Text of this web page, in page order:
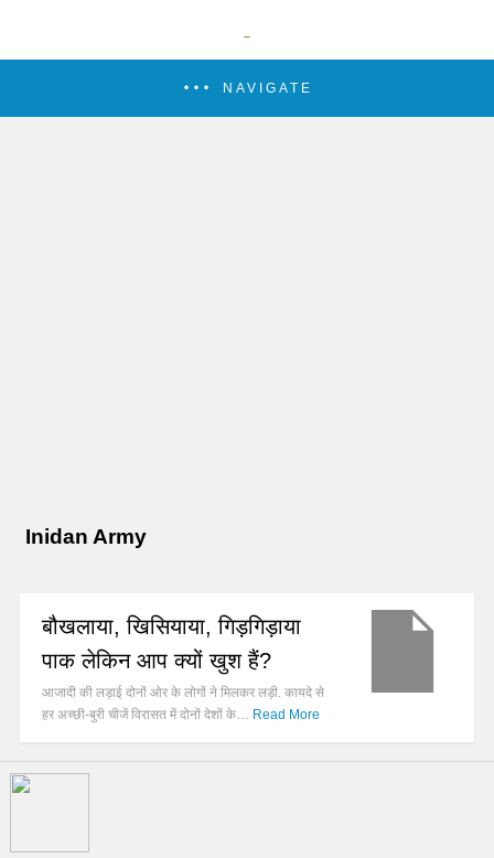
NAVIGATE
Inidan Army
बौखलाया, खिसियाया, गिड़गिड़ाया
पाक लेकिन आप क्यों खुश हैं?
आजादी की लड़ाई दोनों ओर के लोगों ने मिलकर लड़ी. कायदे से
हर अच्छी-बुरी चीजें विरासत में दोनों देशों के… Read More